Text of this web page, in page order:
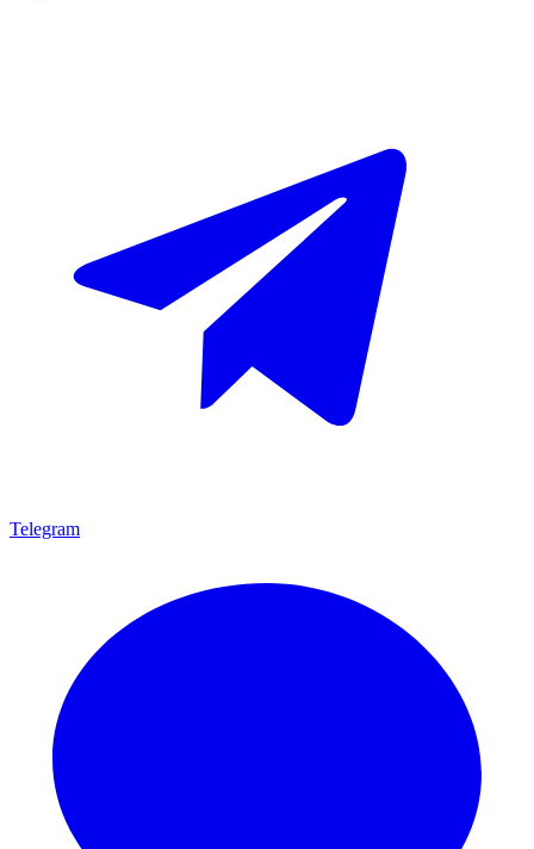
Telegram